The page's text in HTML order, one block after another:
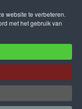
website te verbeteren.
met het gebruik van